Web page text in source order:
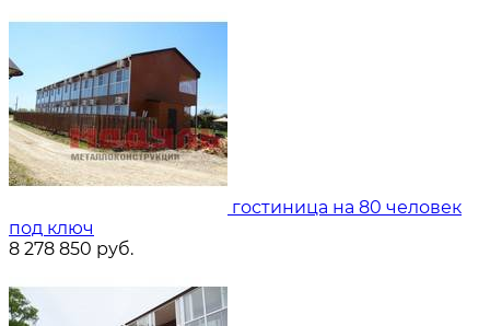
гостиница на 80 человек
под ключ
8 278 850 руб.